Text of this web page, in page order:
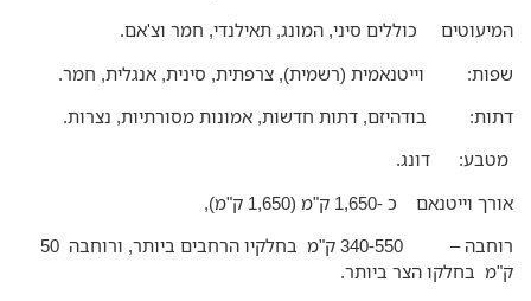
כוללים סיני, המונג, תאילנדי, חמר וצ'אם.
וייטנאמית (רשמית), צרפתית, סינית, אנגלית, חמר.
בודהיזם, דתות חדשות, אמונות מסורתיות, נצרות.
דונג.
וייטנאם כ -1,650 ק"מ (1,650 ק"מ),
רוחבה – 340-550 ק"מ בחלקיו הרחבים ביותר, ורוחבה 50
בחלקו הצר ביותר.